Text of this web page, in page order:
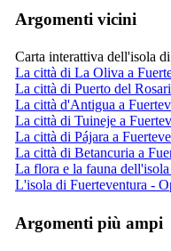
Argomenti vicini
Carta interattiva dell'isola
La città di La Oliva a
La città di Puerto del
La città d'Antigua a
La città di Tuineje a
La città di Pájara a
La città di Betancuria a
La flora e la fauna
L'isola di Fuerteventura -
Argomenti più ampi